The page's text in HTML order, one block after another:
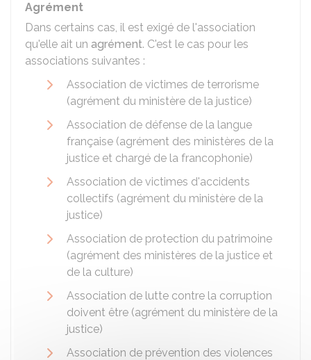
Agrément
Dans certains cas, il est exigé de l'association
qu'elle ait un agrément. C'est le cas pour les
associations suivantes :
Association de victimes de terrorisme
(agrément du ministère de la justice)
Association de défense de la langue
française (agrément des ministères de la
justice et chargé de la francophonie)
Association de victimes d'accidents
collectifs (agrément du ministère de la
justice)
Association de protection du patrimoine
(agrément des ministères de la justice et
de la culture)
Association de lutte contre la corruption
doivent être (agrément du ministère de la
justice)
Association de prévention des violences